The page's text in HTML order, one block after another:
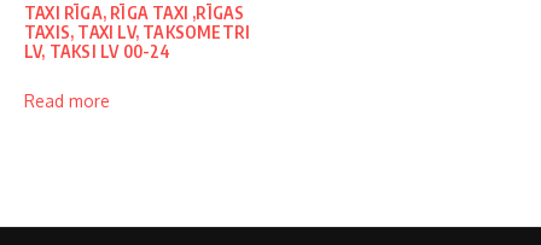
TAXI RĪGA, RĪGA TAXI ,RĪGAS
TAXIS, TAXI LV, TAKSOMETRI
LV, TAKSI LV 00-24
Read more